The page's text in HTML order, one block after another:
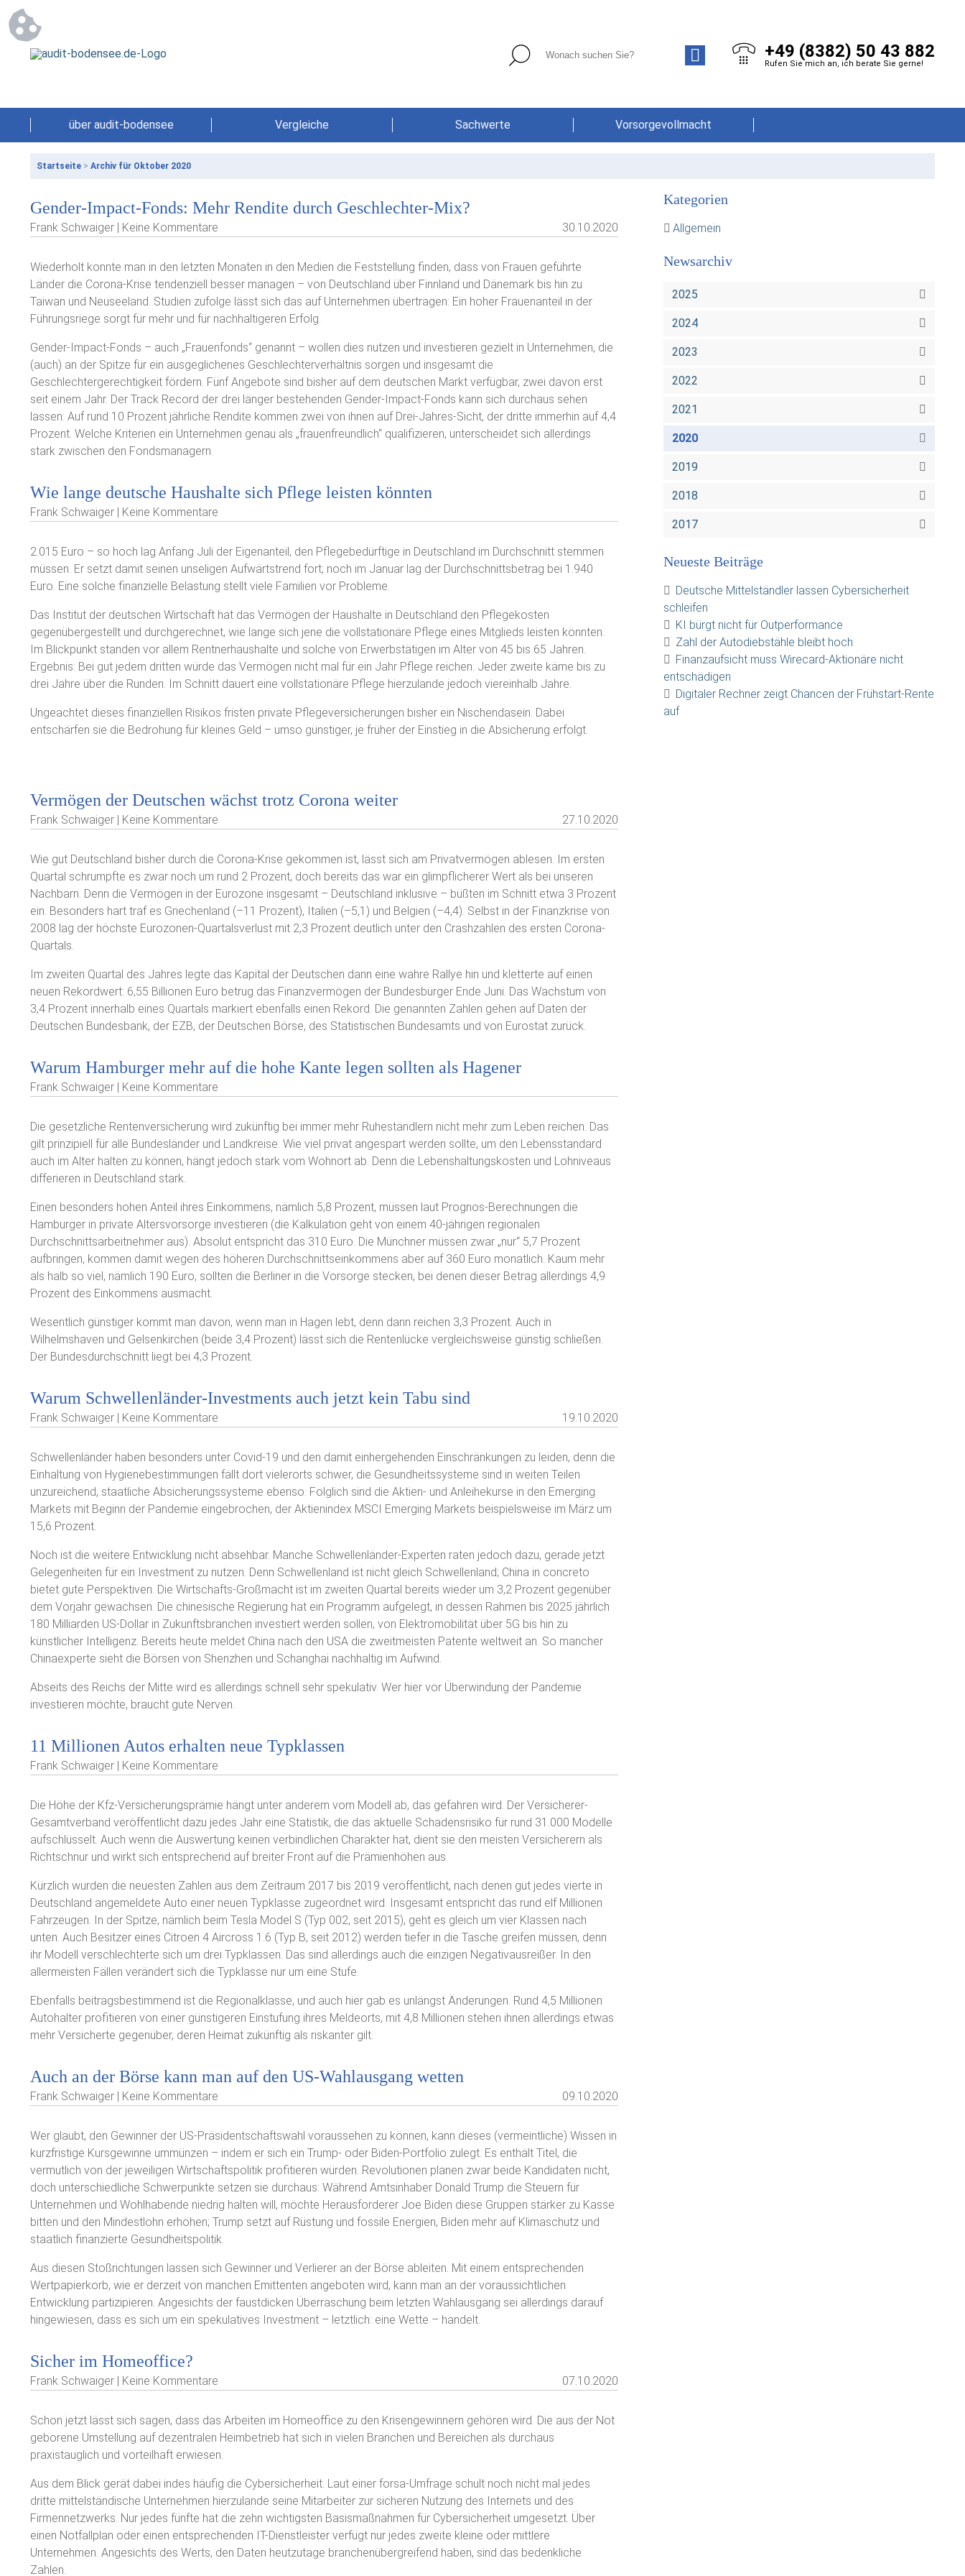
+49 (8382) 50 43 882
Rufen Sie mich an, ich berate Sie gerne!
über audit-bodensee Vergleiche Sachwerte Vorsorgevollmacht
Startseite > Archiv für Oktober 2020
Gender-Impact-Fonds: Mehr Rendite durch Geschlechter-Mix?
Frank Schwaiger | Keine Kommentare 30.10.2020
Wiederholt konnte man in den letzten Monaten in den Medien die Feststellung finden, dass von Frauen geführte
Länder die Corona-Krise tendenziell besser managen – von Deutschland über Finnland und Dänemark bis hin zu
Taiwan und Neuseeland. Studien zufolge lässt sich das auf Unternehmen übertragen: Ein hoher Frauenanteil in der
Führungsriege sorgt für mehr und für nachhaltigeren Erfolg.
Gender-Impact-Fonds – auch „Frauenfonds“ genannt – wollen dies nutzen und investieren gezielt in Unternehmen, die
(auch) an der Spitze für ein ausgeglichenes Geschlechterverhältnis sorgen und insgesamt die
Geschlechtergerechtigkeit fördern. Fünf Angebote sind bisher auf dem deutschen Markt verfügbar, zwei davon erst
seit einem Jahr. Der Track Record der drei länger bestehenden Gender-Impact-Fonds kann sich durchaus sehen
lassen: Auf rund 10 Prozent jährliche Rendite kommen zwei von ihnen auf Drei-Jahres-Sicht, der dritte immerhin auf 4,4
Prozent. Welche Kriterien ein Unternehmen genau als „frauenfreundlich“ qualifizieren, unterscheidet sich allerdings
stark zwischen den Fondsmanagern.
Wie lange deutsche Haushalte sich Pflege leisten könnten
Frank Schwaiger | Keine Kommentare
2.015 Euro – so hoch lag Anfang Juli der Eigenanteil, den Pflegebedürftige in Deutschland im Durchschnitt stemmen
müssen. Er setzt damit seinen unseligen Aufwärtstrend fort; noch im Januar lag der Durchschnittsbetrag bei 1.940
Euro. Eine solche finanzielle Belastung stellt viele Familien vor Probleme.
Das Institut der deutschen Wirtschaft hat das Vermögen der Haushalte in Deutschland den Pflegekosten
gegenübergestellt und durchgerechnet, wie lange sich jene die vollstationäre Pflege eines Mitglieds leisten könnten.
Im Blickpunkt standen vor allem Rentnerhaushalte und solche von Erwerbstätigen im Alter von 45 bis 65 Jahren.
Ergebnis: Bei gut jedem dritten würde das Vermögen nicht mal für ein Jahr Pflege reichen. Jeder zweite käme bis zu
drei Jahre über die Runden. Im Schnitt dauert eine vollstationäre Pflege hierzulande jedoch viereinhalb Jahre.
Ungeachtet dieses finanziellen Risikos fristen private Pflegeversicherungen bisher ein Nischendasein. Dabei
entschärfen sie die Bedrohung für kleines Geld – umso günstiger, je früher der Einstieg in die Absicherung erfolgt.
Vermögen der Deutschen wächst trotz Corona weiter
Frank Schwaiger | Keine Kommentare 27.10.2020
Wie gut Deutschland bisher durch die Corona-Krise gekommen ist, lässt sich am Privatvermögen ablesen. Im ersten
Quartal schrumpfte es zwar noch um rund 2 Prozent, doch bereits das war ein glimpflicherer Wert als bei unseren
Nachbarn. Denn die Vermögen in der Eurozone insgesamt – Deutschland inklusive – büßten im Schnitt etwa 3 Prozent
ein. Besonders hart traf es Griechenland (–11 Prozent), Italien (–5,1) und Belgien (–4,4). Selbst in der Finanzkrise von
2008 lag der höchste Eurozonen-Quartalsverlust mit 2,3 Prozent deutlich unter den Crashzahlen des ersten Corona-
Quartals.
Im zweiten Quartal des Jahres legte das Kapital der Deutschen dann eine wahre Rallye hin und kletterte auf einen
neuen Rekordwert: 6,55 Billionen Euro betrug das Finanzvermögen der Bundesbürger Ende Juni. Das Wachstum von
3,4 Prozent innerhalb eines Quartals markiert ebenfalls einen Rekord. Die genannten Zahlen gehen auf Daten der
Deutschen Bundesbank, der EZB, der Deutschen Börse, des Statistischen Bundesamts und von Eurostat zurück.
Warum Hamburger mehr auf die hohe Kante legen sollten als Hagener
Frank Schwaiger | Keine Kommentare
Die gesetzliche Rentenversicherung wird zukünftig bei immer mehr Ruheständlern nicht mehr zum Leben reichen. Das
gilt prinzipiell für alle Bundesländer und Landkreise. Wie viel privat angespart werden sollte, um den Lebensstandard
auch im Alter halten zu können, hängt jedoch stark vom Wohnort ab. Denn die Lebenshaltungskosten und Lohniveaus
differieren in Deutschland stark.
Einen besonders hohen Anteil ihres Einkommens, nämlich 5,8 Prozent, müssen laut Prognos-Berechnungen die
Hamburger in private Altersvorsorge investieren (die Kalkulation geht von einem 40-jährigen regionalen
Durchschnittsarbeitnehmer aus). Absolut entspricht das 310 Euro. Die Münchner müssen zwar „nur“ 5,7 Prozent
aufbringen, kommen damit wegen des höheren Durchschnittseinkommens aber auf 360 Euro monatlich. Kaum mehr
als halb so viel, nämlich 190 Euro, sollten die Berliner in die Vorsorge stecken, bei denen dieser Betrag allerdings 4,9
Prozent des Einkommens ausmacht.
Wesentlich günstiger kommt man davon, wenn man in Hagen lebt, denn dann reichen 3,3 Prozent. Auch in
Wilhelmshaven und Gelsenkirchen (beide 3,4 Prozent) lässt sich die Rentenlücke vergleichsweise günstig schließen.
Der Bundesdurchschnitt liegt bei 4,3 Prozent.
Warum Schwellenländer-Investments auch jetzt kein Tabu sind
Frank Schwaiger | Keine Kommentare 19.10.2020
Schwellenländer haben besonders unter Covid-19 und den damit einhergehenden Einschränkungen zu leiden, denn die
Einhaltung von Hygienebestimmungen fällt dort vielerorts schwer, die Gesundheitssysteme sind in weiten Teilen
unzureichend, staatliche Absicherungssysteme ebenso. Folglich sind die Aktien- und Anleihekurse in den Emerging
Markets mit Beginn der Pandemie eingebrochen, der Aktienindex MSCI Emerging Markets beispielsweise im März um
15,6 Prozent.
Noch ist die weitere Entwicklung nicht absehbar. Manche Schwellenländer-Experten raten jedoch dazu, gerade jetzt
Gelegenheiten für ein Investment zu nutzen. Denn Schwellenland ist nicht gleich Schwellenland; China in concreto
bietet gute Perspektiven. Die Wirtschafts-Großmacht ist im zweiten Quartal bereits wieder um 3,2 Prozent gegenüber
dem Vorjahr gewachsen. Die chinesische Regierung hat ein Programm aufgelegt, in dessen Rahmen bis 2025 jährlich
180 Milliarden US-Dollar in Zukunftsbranchen investiert werden sollen, von Elektromobilität über 5G bis hin zu
künstlicher Intelligenz. Bereits heute meldet China nach den USA die zweitmeisten Patente weltweit an. So mancher
Chinaexperte sieht die Börsen von Shenzhen und Schanghai nachhaltig im Aufwind.
Abseits des Reichs der Mitte wird es allerdings schnell sehr spekulativ. Wer hier vor Überwindung der Pandemie
investieren möchte, braucht gute Nerven.
11 Millionen Autos erhalten neue Typklassen
Frank Schwaiger | Keine Kommentare
Die Höhe der Kfz-Versicherungsprämie hängt unter anderem vom Modell ab, das gefahren wird. Der Versicherer-
Gesamtverband veröffentlicht dazu jedes Jahr eine Statistik, die das aktuelle Schadensrisiko für rund 31.000 Modelle
aufschlüsselt. Auch wenn die Auswertung keinen verbindlichen Charakter hat, dient sie den meisten Versicherern als
Richtschnur und wirkt sich entsprechend auf breiter Front auf die Prämienhöhen aus.
Kürzlich wurden die neuesten Zahlen aus dem Zeitraum 2017 bis 2019 veröffentlicht, nach denen gut jedes vierte in
Deutschland angemeldete Auto einer neuen Typklasse zugeordnet wird. Insgesamt entspricht das rund elf Millionen
Fahrzeugen. In der Spitze, nämlich beim Tesla Model S (Typ 002, seit 2015), geht es gleich um vier Klassen nach
unten. Auch Besitzer eines Citroen 4 Aircross 1.6 (Typ B, seit 2012) werden tiefer in die Tasche greifen müssen, denn
ihr Modell verschlechterte sich um drei Typklassen. Das sind allerdings auch die einzigen Negativausreißer. In den
allermeisten Fällen verändert sich die Typklasse nur um eine Stufe.
Ebenfalls beitragsbestimmend ist die Regionalklasse, und auch hier gab es unlängst Änderungen. Rund 4,5 Millionen
Autohalter profitieren von einer günstigeren Einstufung ihres Meldeorts, mit 4,8 Millionen stehen ihnen allerdings etwas
mehr Versicherte gegenüber, deren Heimat zukünftig als riskanter gilt.
Auch an der Börse kann man auf den US-Wahlausgang wetten
Frank Schwaiger | Keine Kommentare 09.10.2020
Wer glaubt, den Gewinner der US-Präsidentschaftswahl voraussehen zu können, kann dieses (vermeintliche) Wissen in
kurzfristige Kursgewinne ummünzen – indem er sich ein Trump- oder Biden-Portfolio zulegt. Es enthält Titel, die
vermutlich von der jeweiligen Wirtschaftspolitik profitieren würden. Revolutionen planen zwar beide Kandidaten nicht,
doch unterschiedliche Schwerpunkte setzen sie durchaus: Während Amtsinhaber Donald Trump die Steuern für
Unternehmen und Wohlhabende niedrig halten will, möchte Herausforderer Joe Biden diese Gruppen stärker zu Kasse
bitten und den Mindestlohn erhöhen; Trump setzt auf Rüstung und fossile Energien, Biden mehr auf Klimaschutz und
staatlich finanzierte Gesundheitspolitik.
Aus diesen Stoßrichtungen lassen sich Gewinner und Verlierer an der Börse ableiten. Mit einem entsprechenden
Wertpapierkorb, wie er derzeit von manchen Emittenten angeboten wird, kann man an der voraussichtlichen
Entwicklung partizipieren. Angesichts der faustdicken Überraschung beim letzten Wahlausgang sei allerdings darauf
hingewiesen, dass es sich um ein spekulatives Investment – letztlich: eine Wette – handelt.
Sicher im Homeoffice?
Frank Schwaiger | Keine Kommentare 07.10.2020
Schon jetzt lässt sich sagen, dass das Arbeiten im Homeoffice zu den Krisengewinnern gehören wird. Die aus der Not
geborene Umstellung auf dezentralen Heimbetrieb hat sich in vielen Branchen und Bereichen als durchaus
praxistauglich und vorteilhaft erwiesen.
Aus dem Blick gerät dabei indes häufig die Cybersicherheit. Laut einer forsa-Umfrage schult noch nicht mal jedes
dritte mittelständische Unternehmen hierzulande seine Mitarbeiter zur sicheren Nutzung des Internets und des
Firmennetzwerks. Nur jedes fünfte hat die zehn wichtigsten Basismaßnahmen für Cybersicherheit umgesetzt. Über
einen Notfallplan oder einen entsprechenden IT-Dienstleister verfügt nur jedes zweite kleine oder mittlere
Unternehmen. Angesichts des Werts, den Daten heutzutage branchenübergreifend haben, sind das bedenkliche
Zahlen.
Kategorien
Allgemein
Newsarchiv
2025
2024
2023
2022
2021
2020
2019
2018
2017
Neueste Beiträge
Deutsche Mittelständler lassen Cybersicherheit
schleifen
KI bürgt nicht für Outperformance
Zahl der Autodiebstähle bleibt hoch
Finanzaufsicht muss Wirecard-Aktionäre nicht
entschädigen
Digitaler Rechner zeigt Chancen der Frühstart-Rente
auf